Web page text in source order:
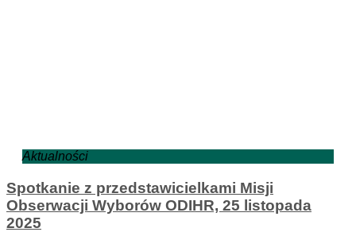
Aktualności
Spotkanie z przedstawicielkami Misji
Obserwacji Wyborów ODIHR, 25 listopada
2025